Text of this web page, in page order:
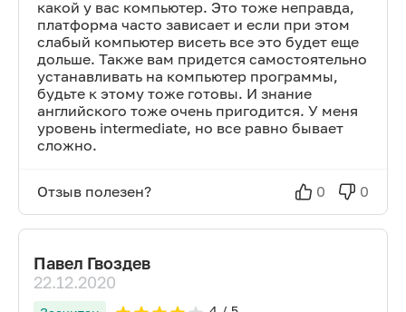
какой у вас компьютер. Это тоже неправда,
платформа часто зависает и если при этом
слабый компьютер висеть все это будет еще
дольше. Также вам придется самостоятельно
устанавливать на компьютер программы,
будьте к этому тоже готовы. И знание
английского тоже очень пригодится. У меня
уровень intermediate, но все равно бывает
сложно.
Отзыв полезен? 0 0
Павел Гвоздев
22.12.2020